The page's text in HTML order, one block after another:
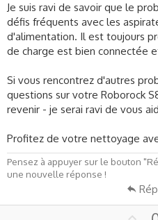
Je suis ravi de savoir que le
défis fréquents avec les
d'alimentation. Il est toujours
de charge est bien connectée
Si vous rencontrez d'autres
questions sur votre Roborock
revenir - je serai ravi de vous
Profitez de votre nettoyage
Pensez à appuyer sur le bouton
une nouvelle réponse !